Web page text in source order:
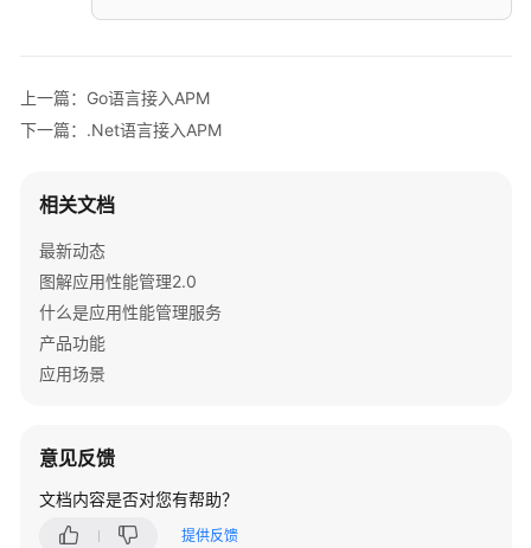
接
APM
现
监
控
入
实
现
上一篇：Go语言接入APM
下一篇：.Net语言接入APM
相关文档
最新动态
图解应用性能管理2.0
什么是应用性能管理服务
产品功能
应用场景
意见反馈
文档内容是否对您有帮助？
提供反馈